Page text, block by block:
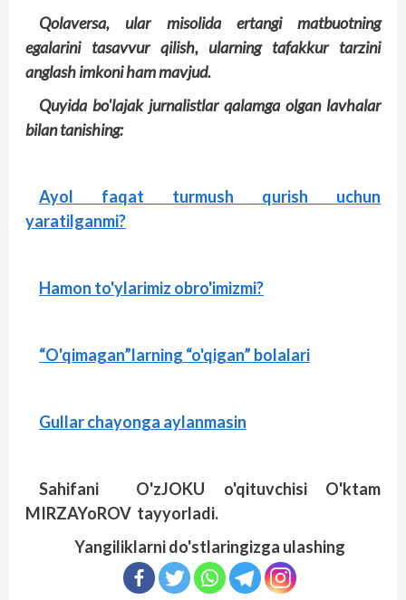
Qolaversa, ular misolida ertangi matbuotning
egalarini tasavvur qilish, ularning tafakkur tarzini
anglash imkoni ham mavjud.
Quyida bo'lajak jurnalistlar qalamga olgan lavhalar
bilan tanishing:
Ayol faqat turmush qurish uchun
yaratilganmi?
Hamon to'ylarimiz obro'imizmi?
“O'qimagan”larning “o'qigan” bolalari
Gullar chayonga aylanmasin
Sahifani O'zJOKU o'qituvchisi O'ktam
MIRZAYoROV tayyorladi.
Yangiliklarni do'stlaringizga ulashing